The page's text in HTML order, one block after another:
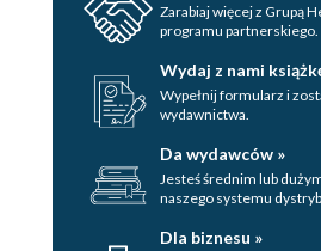
Zarabiaj więcej z Grupą
programu partnerskiego.
Wydaj z nami
Wypełnij formularz i
wydawnictwa.
Da wydawców »
Jesteś średnim lub
naszego systemu
Dla biznesu »